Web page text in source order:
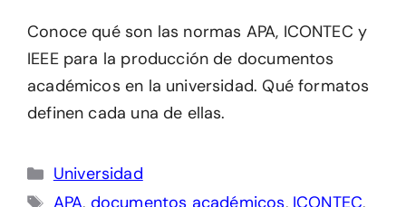
Conoce qué son las normas APA, ICONTEC y
IEEE para la producción de documentos
académicos en la universidad. Qué formatos
definen cada una de ellas.
Categorías
Universidad
Etiquetas